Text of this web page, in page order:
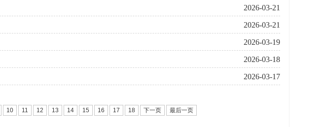
2026-03-21
2026-03-21
2026-03-19
2026-03-18
2026-03-17
10 11 12 13 14 15 16 17 18 下一页 最后一页